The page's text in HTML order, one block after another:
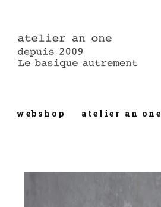
webshop atelier an one